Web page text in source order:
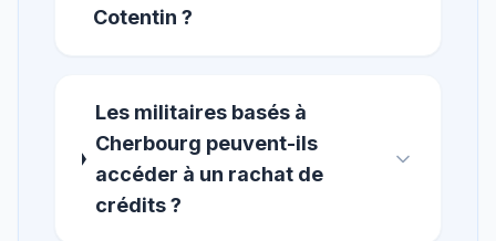
Cotentin ?
Les militaires basés à
Cherbourg peuvent-ils
accéder à un rachat de
crédits ?